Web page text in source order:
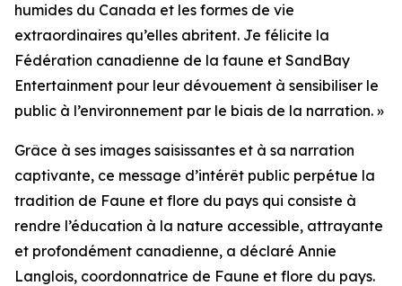
humides du Canada et les formes de vie
extraordinaires qu’elles abritent. Je félicite la
Fédération canadienne de la faune et SandBay
Entertainment pour leur dévouement à sensibiliser le
public à l’environnement par le biais de la narration. »
Grâce à ses images saisissantes et à sa narration
captivante, ce message d’intérêt public perpétue la
tradition de Faune et flore du pays qui consiste à
rendre l’éducation à la nature accessible, attrayante
et profondément canadienne, a déclaré Annie
Langlois, coordonnatrice de Faune et flore du pays.